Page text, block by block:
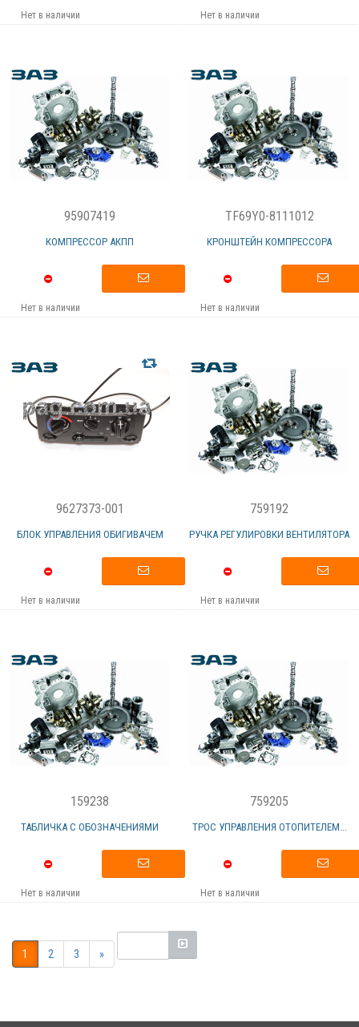
Нет в наличии Нет в наличии
95907419
КОМПРЕССОР АКПП
Нет в наличии
TF69Y0-8111012
КРОНШТЕЙН КОМПРЕССОРА
Нет в наличии
9627373-001
БЛОК УПРАВЛЕНИЯ ОБИГИВАЧЕМ
Нет в наличии
759192
РУЧКА РЕГУЛИРОВКИ ВЕНТИЛЯТОРА
Нет в наличии
159238
ТАБЛИЧКА С ОБОЗНАЧЕНИЯМИ
Нет в наличии
759205
ТРОС УПРАВЛЕНИЯ ОТОПИТЕЛЕМ...
Нет в наличии
1 2 3 »